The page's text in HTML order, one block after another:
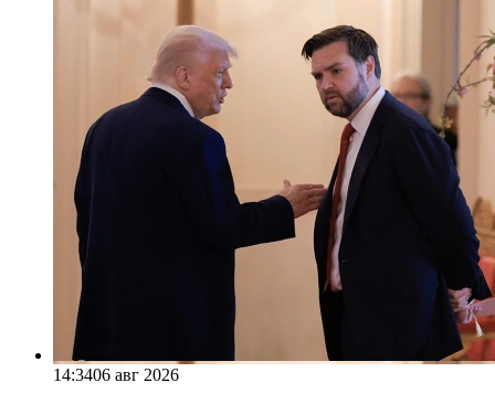
14:3406 авг 2026